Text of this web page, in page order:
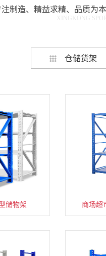
制造、精益求精、品质为
XINGKONG
仓储货架
储物架 商场超
台收纳